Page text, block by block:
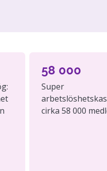
58 000
Super
cirka 58 000